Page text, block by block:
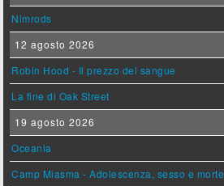
Nimrods
12 agosto 2026
Robin Hood - Il prezzo del sangue
La fine di Oak Street
19 agosto 2026
Oceania
Camp Miasma - Adolescenza, sesso e morte